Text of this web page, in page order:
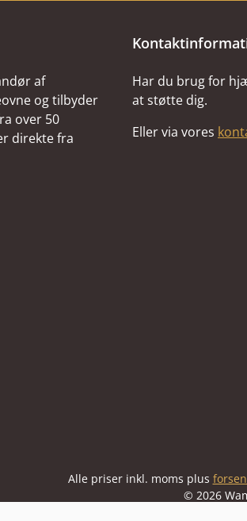
af
og tilbyder
over 50
direkte fra
Har du brug for
at støtte dig.
Eller via vores
Alle priser inkl. moms plus
© 2026